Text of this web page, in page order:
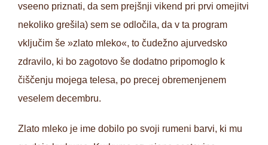
vseeno priznati, da sem prejšnji vikend pri prvi omejitvi
nekoliko grešila) sem se odločila, da v ta program
vključim še »zlato mleko«, to čudežno ajurvedsko
zdravilo, ki bo zagotovo še dodatno pripomoglo k
čiščenju mojega telesa, po precej obremenjenem
veselem decembru.
Zlato mleko je ime dobilo po svoji rumeni barvi, ki mu